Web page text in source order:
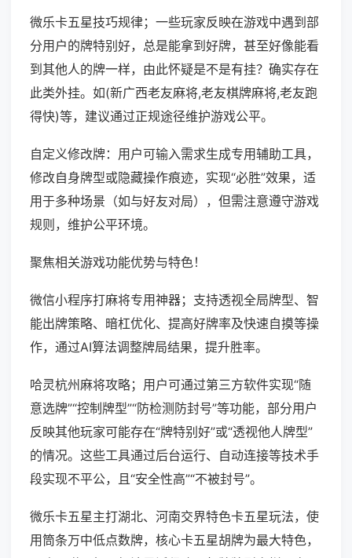
微乐卡五星技巧规律；一些玩家反映在游戏中遇到部
分用户的牌特别好，总是能拿到好牌，甚至好像能看
到其他人的牌一样，由此怀疑是不是有挂？确实存在
此类外挂。如(新广西老友麻将,老友棋牌麻将,老友跑
得快)等，建议通过正规途径维护游戏公平。
自定义修改牌：用户可输入需求生成专用辅助工具，
修改自身牌型或隐藏操作痕迹，实现“必胜”效果，适
用于多种场景（如与好友对局），但需注意遵守游戏
规则，维护公平环境。
聚焦相关游戏功能优势与特色！
微信小程序打麻将专用神器；支持透视全局牌型、智
能出牌策略、暗杠优化、提高好牌率及快速自摸等操
作，通过AI算法调整牌局结果，提升胜率。
哈灵杭州麻将攻略；用户可通过第三方软件实现“随
意选牌”“控制牌型”“防检测防封号”等功能，部分用户
反映其他玩家可能存在“牌特别好”或“透视他人牌型”
的情况。这些工具通过后台运行、自动连接等技术手
段实现不平公，且“安全性高”“不被封号”。
微乐卡五星主打湖北、河南交界特色卡五星玩法，使
用筒条万中低点数牌，核心卡五星胡牌为最大特色，